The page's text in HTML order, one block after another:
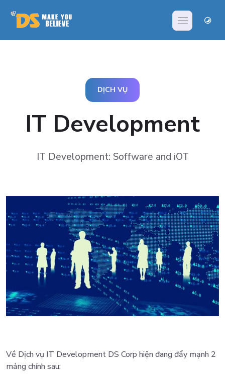
DỊCH VỤ
IT Development
IT Development: Soffware and iOT
Về Dịch vụ IT Development DS Corp hiện đang đẩy mạnh 2
mảng chính sau: